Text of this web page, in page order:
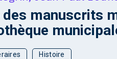
des manuscrits
Histoire